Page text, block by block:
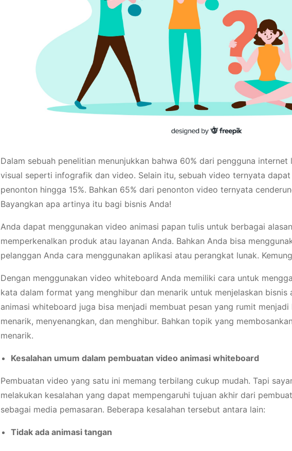
Dalam sebuah penelitian menunjukkan bahwa 60% dari pengguna
visual seperti infografik dan video. Selain itu, sebuah video ternyata
penonton hingga 15%. Bahkan 65% dari penonton video ternyata
Bayangkan apa artinya itu bagi bisnis Anda!
Anda dapat menggunakan video animasi papan tulis untuk berbagai
memperkenalkan produk atau layanan Anda. Bahkan Anda bisa
pelanggan Anda cara menggunakan aplikasi atau perangkat lunak.
Dengan menggunakan video whiteboard Anda memiliki cara untuk
kata dalam format yang menghibur dan menarik untuk menjelaskan bisnis
animasi whiteboard juga bisa menjadi membuat pesan yang rumit menjadi
menarik, menyenangkan, dan menghibur. Bahkan topik yang
menarik.
Kesalahan umum dalam pembuatan video animasi whiteboard
Pembuatan video yang satu ini memang terbilang cukup mudah. Tapi
melakukan kesalahan yang dapat mempengaruhi tujuan akhir dari
sebagai media pemasaran. Beberapa kesalahan tersebut antara lain:
Tidak ada animasi tangan